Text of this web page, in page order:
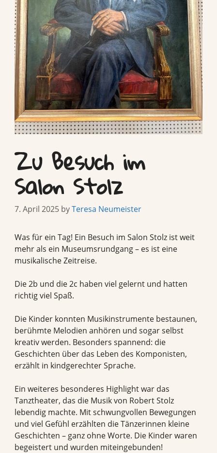
Zu Besuch im
Salon Stolz
7. April 2025 byTeresa Neumeister
Was für ein Tag! Ein Besuch im Salon Stolz ist weit
mehr als ein Museumsrundgang – es ist eine
musikalische Zeitreise.
Die 2b und die 2c haben viel gelernt und hatten
richtig viel Spaß.
Die Kinder konnten Musikinstrumente bestaunen,
berühmte Melodien anhören und sogar selbst
kreativ werden. Besonders spannend: die
Geschichten über das Leben des Komponisten,
erzählt in kindgerechter Sprache.
Ein weiteres besonderes Highlight war das
Tanztheater, das die Musik von Robert Stolz
lebendig machte. Mit schwungvollen Bewegungen
und viel Gefühl erzählten die Tänzerinnen kleine
Geschichten – ganz ohne Worte. Die Kinder waren
begeistert und wurden miteingebunden!